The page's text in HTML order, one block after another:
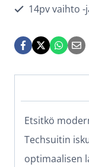
14pv vaihto
Etsitkö
Techsuitin
optimaalisen